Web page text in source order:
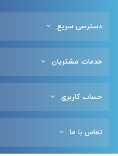
دسترسی سریع
خدمات مشتریان
حساب کاربری
تماس با ما